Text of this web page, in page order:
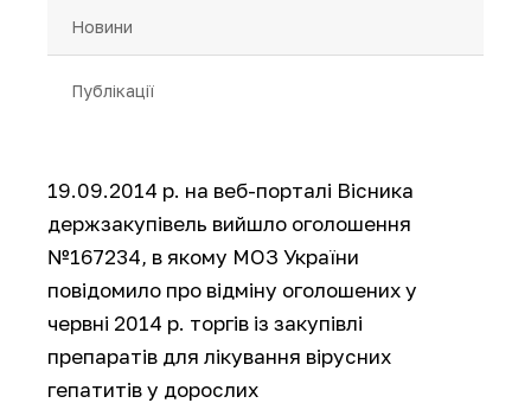
Новини
Публікації
19.09.2014 р. на веб-порталі Вісника
держзакупівель вийшло оголошення
№167234, в якому МОЗ України
повідомило про відміну оголошених у
червні 2014 р. торгів із закупівлі
препаратів для лікування вірусних
гепатитів у дорослих